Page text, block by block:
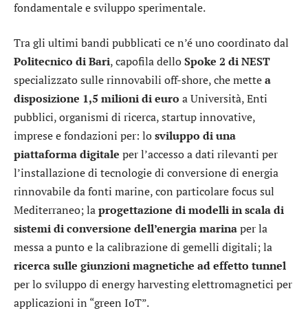
fondamentale e sviluppo sperimentale.
Tra gli ultimi bandi pubblicati ce n’é uno coordinato dal
Politecnico di Bari, capofila delloSpoke 2 di NEST
specializzato sulle rinnovabili off-shore, che mettea
disposizione 1,5 milioni di euro a Università, Enti
pubblici, organismi di ricerca, startup innovative,
imprese e fondazioni per: losviluppo di una
piattaforma digitale per l’accesso a dati rilevanti per
l’installazione di tecnologie di conversione di energia
rinnovabile da fonti marine, con particolare focus sul
Mediterraneo; laprogettazione di modelli in scala di
sistemi di conversione dell’energia marinaper la
messa a punto e la calibrazione di gemelli digitali; la
ricerca sulle giunzioni magnetiche ad effetto tunnel
per lo sviluppo di energy harvesting elettromagnetici per
applicazioni in “green IoT”.